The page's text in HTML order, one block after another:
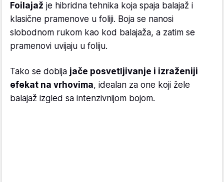
Foilajaž je hibridna tehnika koja spaja balajaž i
klasične pramenove u foliji. Boja se nanosi
slobodnom rukom kao kod balajaža, a zatim se
pramenovi uvijaju u foliju.
Tako se dobija jače posvetljivanje i izraženiji
efekat na vrhovima, idealan za one koji žele
balajaž izgled sa intenzivnijom bojom.